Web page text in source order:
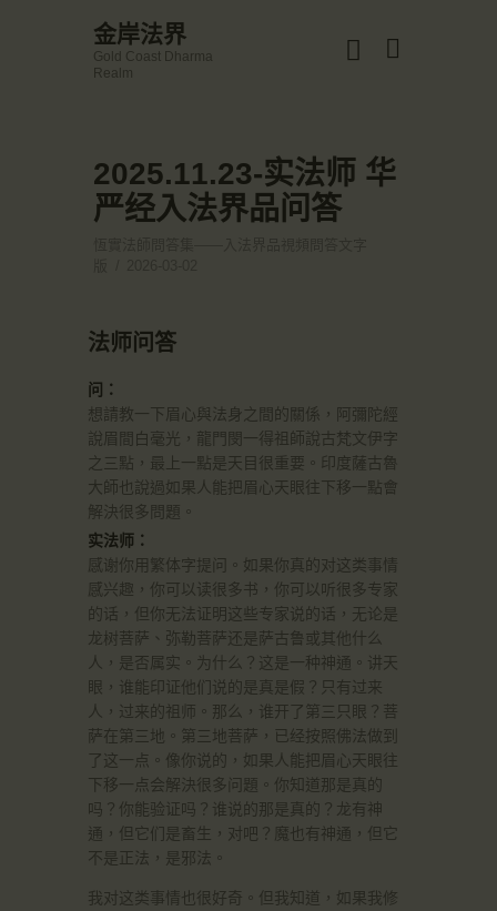
金岸法界
Gold Coast Dharma
Realm
主頁
金岸活動|EVENTS
文章匯總
教育培德
聯繫我們
登录|LOGIN
2025.11.23-实法师 华
严经入法界品问答
法师问答
问：
想請教一下眉心與法身之間的關係，阿彌陀經
說眉間白毫光，龍門閔一得祖師說古梵文伊字
之三點，最上一點是天目很重要。印度薩古魯
大師也說過如果人能把眉心天眼往下移一點會
解決很多問題。
实法师：
感谢你用繁体字提问。如果你真的对这类事情
感兴趣，你可以读很多书，你可以听很多专家
的话，但你无法证明这些专家说的话，无论是
龙树菩萨、弥勒菩萨还是萨古鲁或其他什么
人，是否属实。为什么？这是一种神通。讲天
眼，谁能印证他们说的是真是假？只有过来
人，过来的祖师。那么，谁开了第三只眼？菩
萨在第三地。第三地菩萨，已经按照佛法做到
了这一点。像你说的，如果人能把眉心天眼往
下移一点会解決很多问題。你知道那是真的
吗？你能验证吗？谁说的那是真的？龙有神
通，但它们是畜生，对吧？魔也有神通，但它
不是正法，是邪法。
我对这类事情也很好奇。但我知道，如果我修
☀️法宴：華嚴經入法界品第三十九 ☀️
🙏講者：上恆下實法師 (Rev. Heng Sure)
09:30 - 11:00pm Every Sat
👉Zoom Link 链接：
https://drba-org.zoom.us/j/84914586289
Got it!